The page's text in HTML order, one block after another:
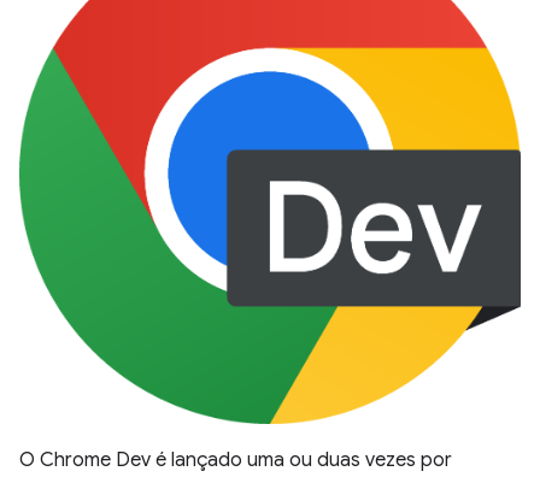
O Chrome Dev é lançado uma ou duas vezes por